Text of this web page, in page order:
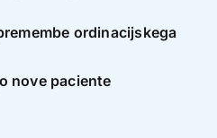
ordinacijskega
nove paciente